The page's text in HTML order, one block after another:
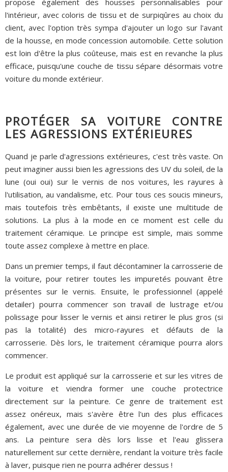
l'intérieur, avec coloris de tissu et de surpiqûres au choix du
client, avec l'option très sympa d'ajouter un logo sur l'avant
de la housse, en mode concession automobile. Cette solution
est loin d'être la plus coûteuse, mais est en revanche la plus
efficace, puisqu'une couche de tissu sépare désormais votre
voiture du monde extérieur.
PROTÉGER SA VOITURE CONTRE
LES AGRESSIONS EXTÉRIEURES
Quand je parle d'agressions extérieures, c'est très vaste. On
peut imaginer aussi bien les agressions des UV du soleil, de la
lune (oui oui) sur le vernis de nos voitures, les rayures à
l'utilisation, au vandalisme, etc. Pour tous ces soucis mineurs,
mais toutefois très embêtants, il existe une multitude de
solutions. La plus à la mode en ce moment est celle du
traitement céramique. Le principe est simple, mais somme
toute assez complexe à mettre en place.
Dans un premier temps, il faut décontaminer la carrosserie de
la voiture, pour retirer toutes les impuretés pouvant être
présentes sur le vernis. Ensuite, le professionnel (appelé
detailer) pourra commencer son travail de lustrage et/ou
polissage pour lisser le vernis et ainsi retirer le plus gros (si
pas la totalité) des micro-rayures et défauts de la
carrosserie. Dès lors, le traitement céramique pourra alors
commencer.
Le produit est appliqué sur la carrosserie et sur les vitres de
la voiture et viendra former une couche protectrice
directement sur la peinture. Ce genre de traitement est
assez onéreux, mais s'avère être l'un des plus efficaces
également, avec une durée de vie moyenne de l'ordre de 5
ans. La peinture sera dès lors lisse et l'eau glissera
naturellement sur cette dernière, rendant la voiture très facile
à laver, puisque rien ne pourra adhérer dessus !